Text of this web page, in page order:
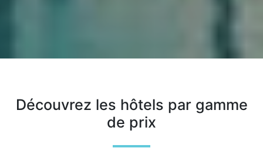
Découvrez les hôtels par gamme
de prix